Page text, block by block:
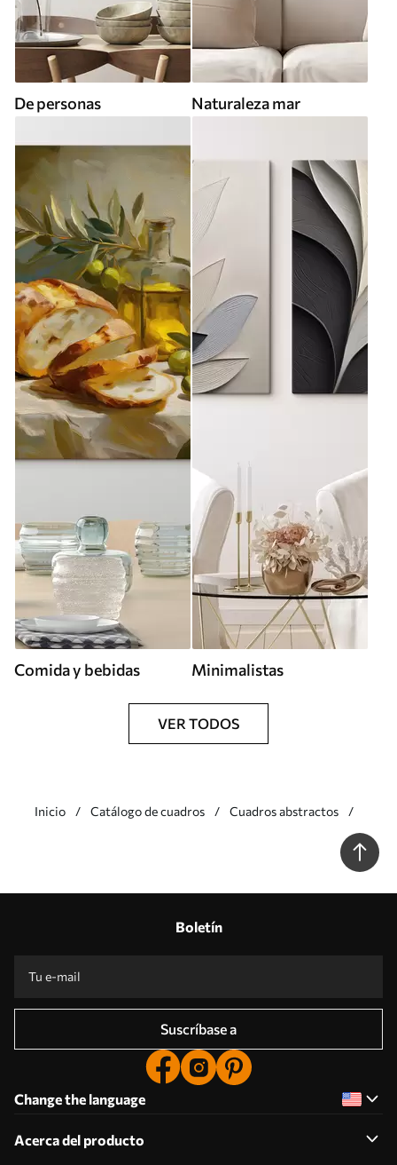
De personas Naturaleza mar
Comida y bebidas Minimalistas
VER TODOS
Inicio Catálogo de cuadros Cuadros abstractos
Boletín
Suscríbase a
Change the language
Acerca del producto